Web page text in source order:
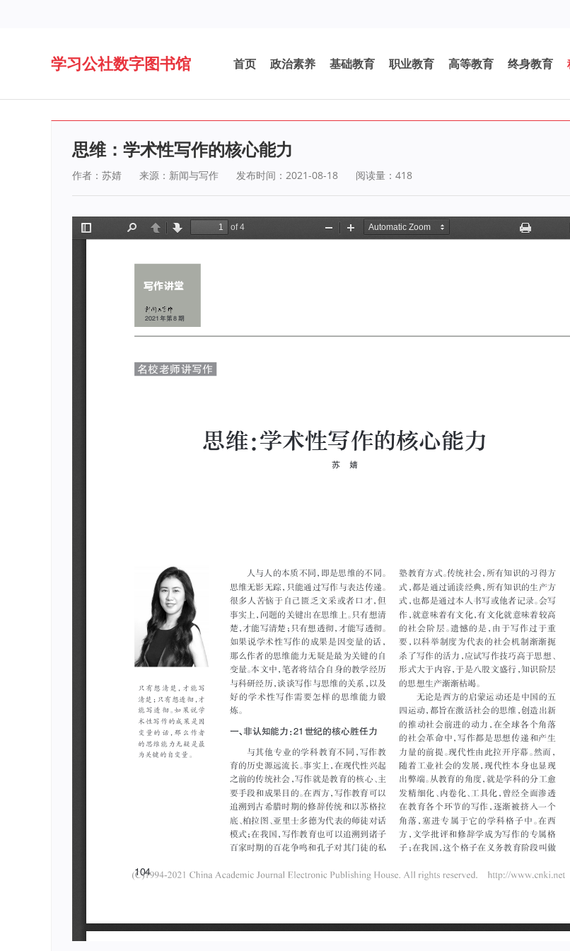
学习公社数字图书馆 首页 政治素养 基础教育 职业教育 高等教育 终身教育
思维：学术性写作的核心能力
作者：苏婧 来源：新闻与写作 发布时间：2021-08-18 阅读量： 418